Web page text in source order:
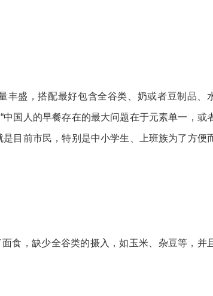
盛，搭配最好包含全谷类、奶或者豆制品、
国人的早餐存在的最大问题在于元素单一，或
目前市民，特别是中小学生、上班族为了方便
，缺少全谷类的摄入，如玉米、杂豆等，并且